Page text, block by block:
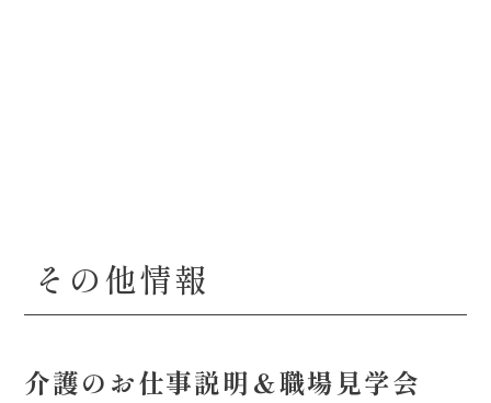
その他情報
介護のお仕事説明＆職場見学会